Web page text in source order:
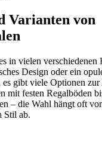
Varianten von
in vielen
Design oder ein
es gibt viele Optionen
mit festen Regalböden
– die Wahl hängt oft
Stil ab.